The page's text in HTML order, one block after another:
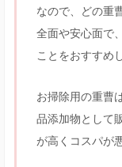
なので、どの重
全面や安心面で
ことをおすすめ
お掃除用の重曹
品添加物として
が高くコスパが